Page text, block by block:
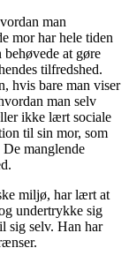
man
mor har hele tiden
at gøre
tilfredshed.
hvis bare man viser
man selv
ikke lært sociale
til sin mor, som
manglende
miljø, har lært at
undertrykke sig
sig selv. Han har